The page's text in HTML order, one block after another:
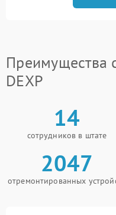
Преимущества
DEXP
14
сотрудников в штате
2047
отремонтированных